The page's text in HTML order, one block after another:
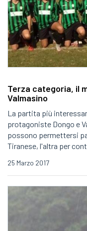
Terza categoria, il
Valmasino
La partita più
protagoniste Dongo e
possono permettersi
Tiranese, l'altra per
25 Marzo 2017